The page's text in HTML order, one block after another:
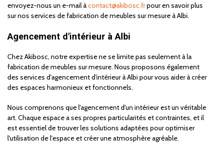
envoyez-nous un e-mail àcontact@akibosc.frpour en savoir plus
sur nos services de fabrication de meubles sur mesure à Albi.
Agencement d'intérieur à Albi
Chez Akibosc, notre expertise ne se limite pas seulement à la
fabrication de meubles sur mesure. Nous proposons également
des services d'agencement d'intérieur à Albi pour vous aider à créer
des espaces harmonieux et fonctionnels.
Nous comprenons que l'agencement d'un intérieur est un véritable
art. Chaque espace a ses propres particularités et contraintes, et il
est essentiel de trouver les solutions adaptées pour optimiser
l'utilisation de l'espace et créer une atmosphère agréable.